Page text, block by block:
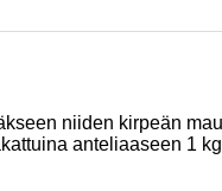
niiden kirpeän
anteliaaseen 1